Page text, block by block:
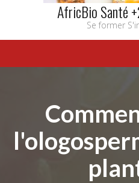
AfricBio Santé
Se former